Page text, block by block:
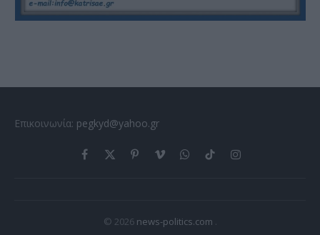
Επικοινωνία: pegkyd@yahoo.gr
Facebook
X
PinterestVimeoWhatsApp
TikTokInstagram
© 2026 news-politics.com .